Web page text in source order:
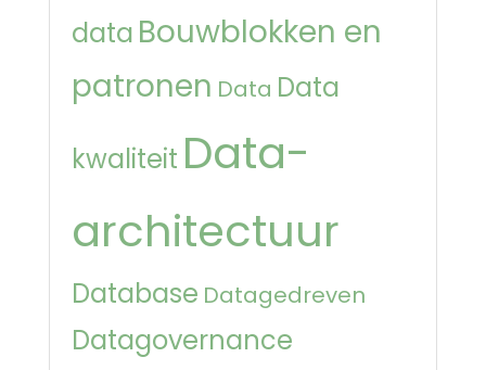
data Bouwblokken en
patronen Data Data
kwaliteit Data-
architectuur
Database Datagedreven
Datagovernance